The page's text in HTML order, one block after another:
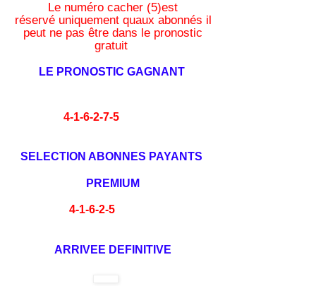
Le numéro cacher (5)est
réservé uniquement quaux abonnés il
peut ne pas être dans le pronostic
gratuit
LE PRONOSTIC GAGNANT
4-1-6-2-7-5
SELECTION ABONNES PAYANTS
PREMIUM
4-1-6-2-5
ARRIVEE DEFINITIVE